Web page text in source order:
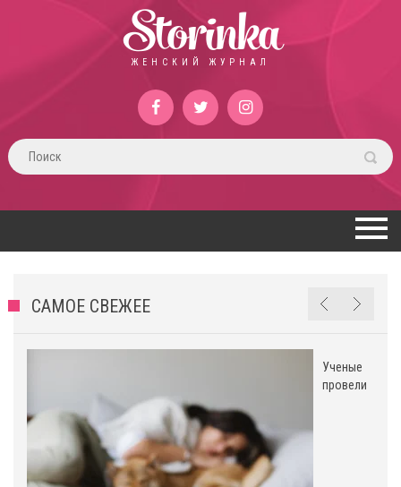
Storinka
ЖЕНСКИЙ ЖУРНАЛ
САМОЕ СВЕЖЕЕ
Ученые
провели